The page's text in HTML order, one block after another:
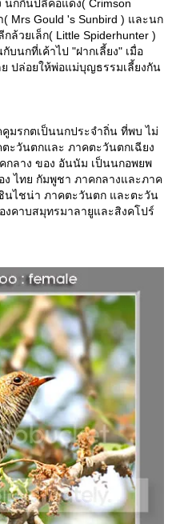
กกินปลีคอแดง( Crimson
Mrs Gould 's Sunbird ) และนก
วยเล็ก( Little Spiderhunter )
บนกที่เค้าไป "ฝากเลี้ยง" เมื่อ
ย ปล่อยให้พ่อแม่บุญธรรมเลี้ยงกัน
คูมรกตเป็นนกประจำถิ่น ที่พบ ไม่
ะวันตกและ ภาคตะวันตกเฉียง
กลาง ของ อันนัม เป็นนกอพยพ
ไทย กัมพูชา ภาคกลางและภาค
ไชน่า ภาคตะวันตก และตะวัน
งคาบสมุทรมาลายูและสิงคโปร์